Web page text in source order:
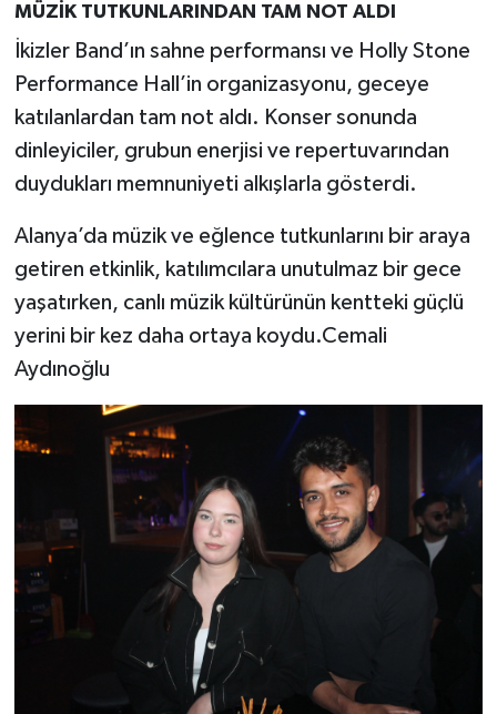
MÜZİK TUTKUNLARINDAN TAM NOT ALDI
İkizler Band’ın sahne performansı ve Holly Stone
Performance Hall’in organizasyonu, geceye
katılanlardan tam not aldı. Konser sonunda
dinleyiciler, grubun enerjisi ve repertuvarından
duydukları memnuniyeti alkışlarla gösterdi.
Alanya’da müzik ve eğlence tutkunlarını bir araya
getiren etkinlik, katılımcılara unutulmaz bir gece
yaşatırken, canlı müzik kültürünün kentteki güçlü
yerini bir kez daha ortaya koydu.Cemali
Aydınoğlu